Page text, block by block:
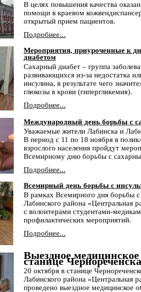
В целях повышения качества
помощи в краевом
открытый прием пациентов.
Подробнее...
Мероприятия, приуроченные к
диабетом
Сахарный диабет – группа
развивающихся из-за недостатка
инсулина, в результате чего
глюкозы в крови (гипергликемия).
Подробнее...
Международный день борьбы с
Уважаемые жители Лабинска и
В период с 11 по 18 ноября в
взрослого населения пройдут
Всемирному дню борьбы с
Подробнее...
Всемирный день борьбы с
В рамках Всемирного дня борьбы
Лабинского района «Центральная
с волонтерами студентами-
профилактических мероприятий.
Подробнее...
Выездное медицинское
станице
20 октября в станице
Лабинского района «Центральная
проведено выездное медицинское